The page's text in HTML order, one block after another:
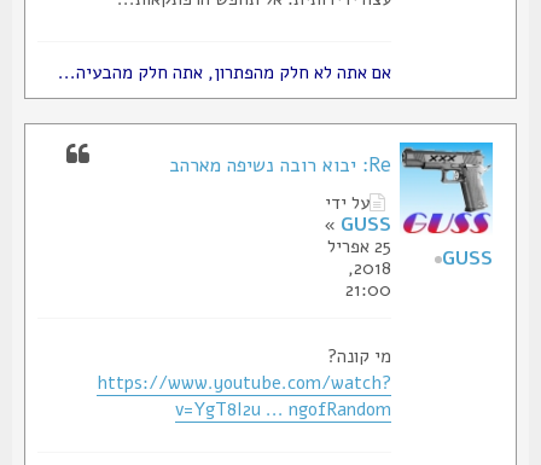
אם אתה לא חלק מהפתרון, אתה חלק מהבעיה...
Re: יבוא רובה נשיפה מארהב
על ידי
GUSS
»
25 אפריל
2018,
21:00
מי קונה?
https://www.youtube.com/watch?
v=YgT8I2u ... ngofRandom
GUSS